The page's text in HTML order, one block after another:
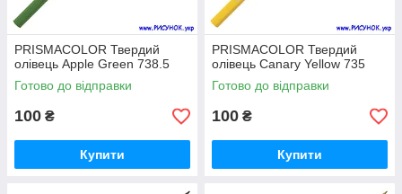
PRISMACOLOR Твердий
олівець Apple Green 738.5
Готово до відправки
100 ₴
Купити
PRISMACOLOR Твердий
олівець Canary Yellow 735
Готово до відправки
100 ₴
Купити